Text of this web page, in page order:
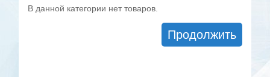
В данной категории нет товаров.
Продолжить